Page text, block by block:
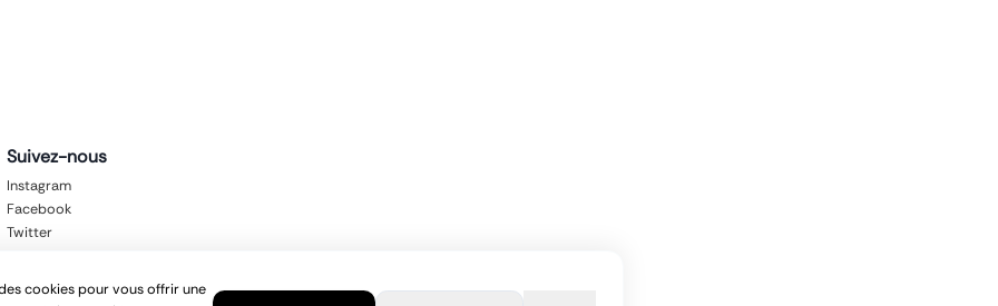
Suivez-nous
Instagram
Facebook
Twitter
cookies pour vous offrir une